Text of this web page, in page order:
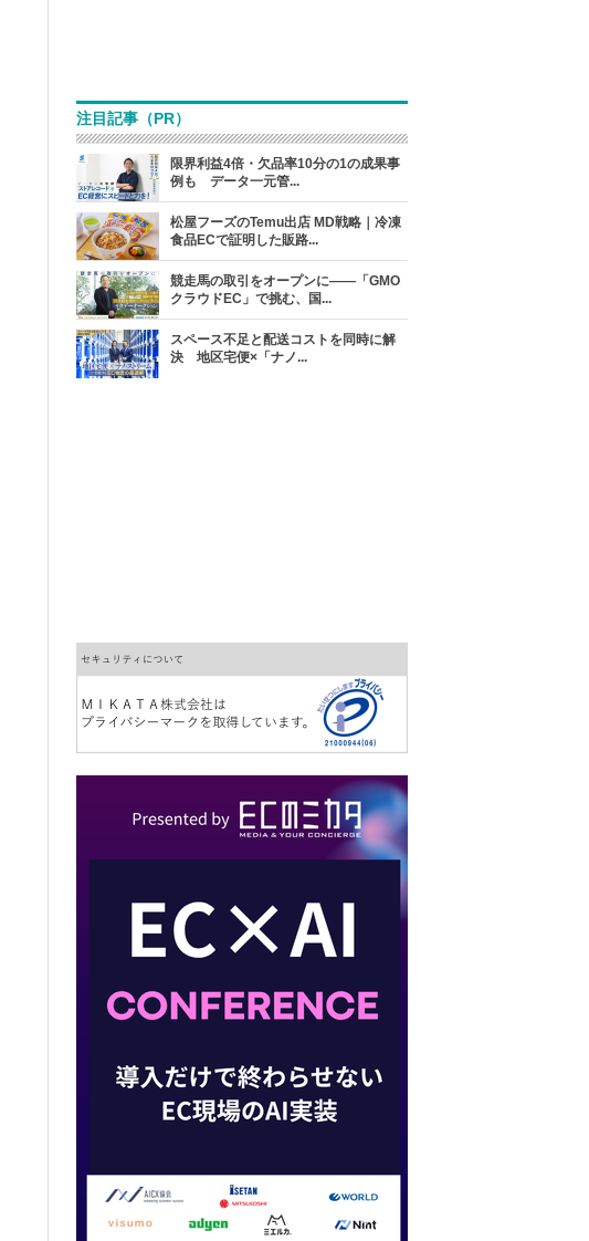
注目記事（PR）
限界利益4倍・欠品率10分の1の成果事
例も データ一元管...
松屋フーズのTemu出店 MD戦略｜冷凍
食品ECで証明した販路...
競走馬の取引をオープンに――「GMO
クラウドEC」で挑む、国...
スペース不足と配送コストを同時に解
決 地区宅便×「ナノ...